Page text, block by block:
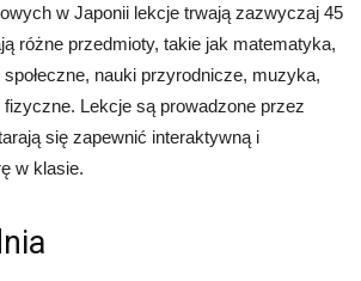
w Japonii lekcje trwają zazwyczaj 45
różne przedmioty, takie jak matematyka,
nauki przyrodnicze, muzyka,
Lekcje są prowadzone przez
się zapewnić interaktywną i
w klasie.